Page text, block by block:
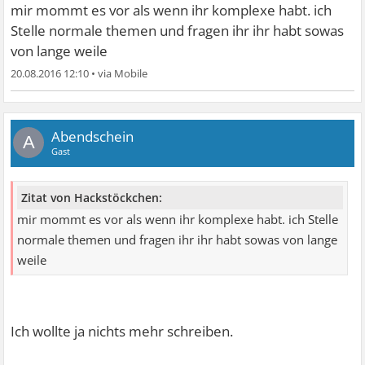
mir mommt es vor als wenn ihr komplexe habt. ich
Stelle normale themen und fragen ihr ihr habt sowas
von lange weile
20.08.2016 12:10 •
A Abendschein
Gast
Zitat von Hackstöckchen:
mir mommt es vor als wenn ihr komplexe habt. ich Stelle
normale themen und fragen ihr ihr habt sowas von lange
weile
Ich wollte ja nichts mehr schreiben.